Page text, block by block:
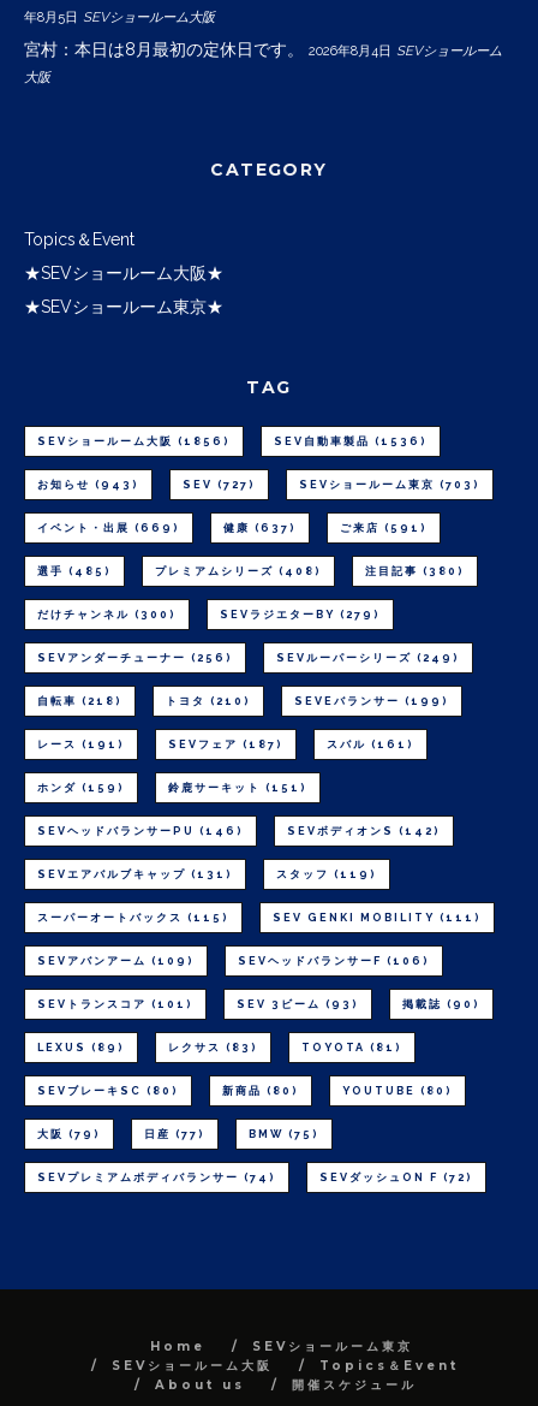
年8月5日 SEVショールーム大阪
宮村：本日は8月最初の定休日です。 2026年8月4日 SEVショールーム
大阪
CATEGORY
Topics＆Event
★SEVショールーム大阪★
★SEVショールーム東京★
TAG
SEVショールーム大阪 (1856) SEV自動車製品 (1536)
お知らせ (943) SEV (727) SEVショールーム東京 (703)
イベント・出展 (669) 健康 (637) ご来店 (591)
選手 (485) プレミアムシリーズ (408) 注目記事 (380)
だけチャンネル (300) SEVラジエターBY (279)
SEVアンダーチューナー (256) SEVルーパーシリーズ (249)
自転車 (218) トヨタ (210) SEVEバランサー (199)
レース (191) SEVフェア (187) スバル (161)
ホンダ (159) 鈴鹿サーキット (151)
SEVヘッドバランサーPU (146) SEVボディオンS (142)
SEVエアバルブキャップ (131) スタッフ (119)
スーパーオートバックス (115) SEV GENKI MOBILITY (111)
SEVアバンアーム (109) SEVヘッドバランサーF (106)
SEVトランスコア (101) SEV 3ビーム (93) 掲載誌 (90)
LEXUS (89) レクサス (83) TOYOTA (81)
SEVブレーキSC (80) 新商品 (80) YOUTUBE (80)
大阪 (79) 日産 (77) BMW (75)
SEVプレミアムボディバランサー (74) SEVダッシュON F (72)
Home
SEVショールーム東京
SEVショールーム大阪
Topics＆Event
About us
開催スケジュール